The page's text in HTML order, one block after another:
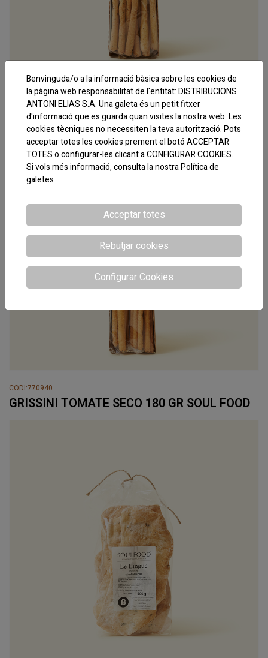
CODI:770932
GRISSINI ACEITUNAS 180 GR SOUL FOOD
CODI:770940
GRISSINI TOMATE SECO 180 GR SOUL FOOD
Benvinguda/o a la informació bàsica sobre les cookies de
la pàgina web responsabilitat de l'entitat: DISTRIBUCIONS
ANTONI ELIAS S.A. Una galeta és un petit fitxer
d'informació que es guarda quan visites la nostra web. Les
cookies tècniques no necessiten la teva autorització. Pots
acceptar totes les cookies prement el botó ACCEPTAR
TOTES o configurar-les clicant a CONFIGURAR COOKIES.
Si vols més informació, consulta la nostraPolítica de
galetes
Acceptar totes
Rebutjar cookies
Configurar Cookies